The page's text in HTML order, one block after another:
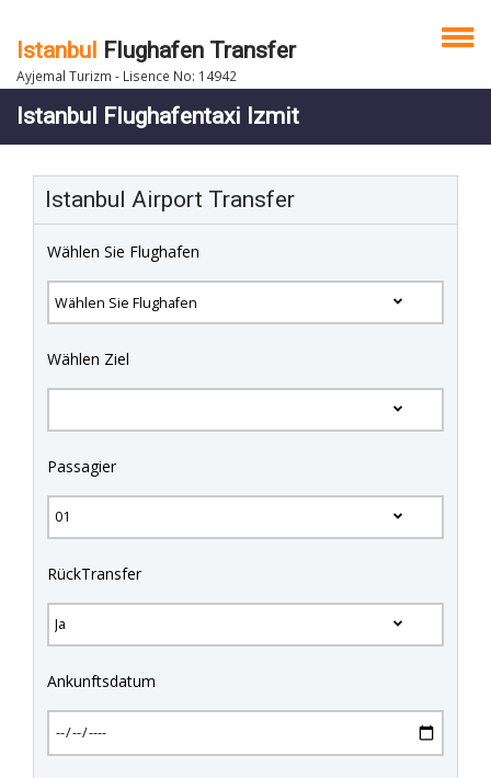
Istanbul Flughafen Transfer
Ayjemal Turizm - Lisence No: 14942
Istanbul Flughafentaxi Izmit
Istanbul Airport Transfer
Wählen Sie Flughafen
Wählen Ziel
Passagier
RückTransfer
Ankunftsdatum